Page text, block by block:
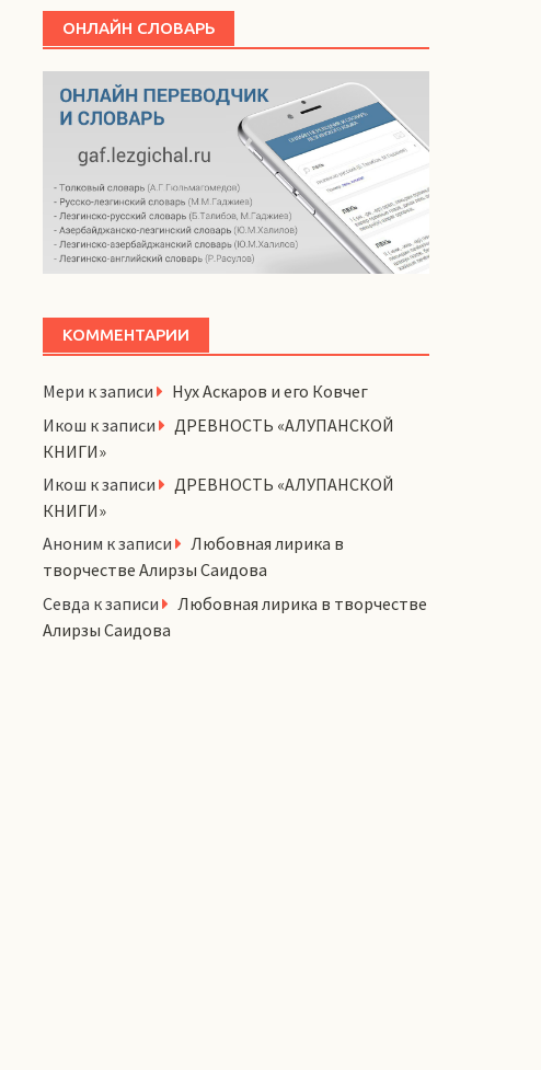
ОНЛАЙН СЛОВАРЬ
КОММЕНТАРИИ
Мери к записи
Нух Аскаров и его Ковчег
Икош к записи
ДРЕВНОСТЬ «АЛУПАНСКОЙ
КНИГИ»
Икош к записи
ДРЕВНОСТЬ «АЛУПАНСКОЙ
КНИГИ»
Аноним к записи
Любовная лирика в
творчестве Алирзы Саидова
Севда к записи
Любовная лирика в творчестве
Алирзы Саидова